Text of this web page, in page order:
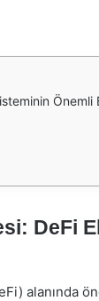
Önemli
DeFi
alanında